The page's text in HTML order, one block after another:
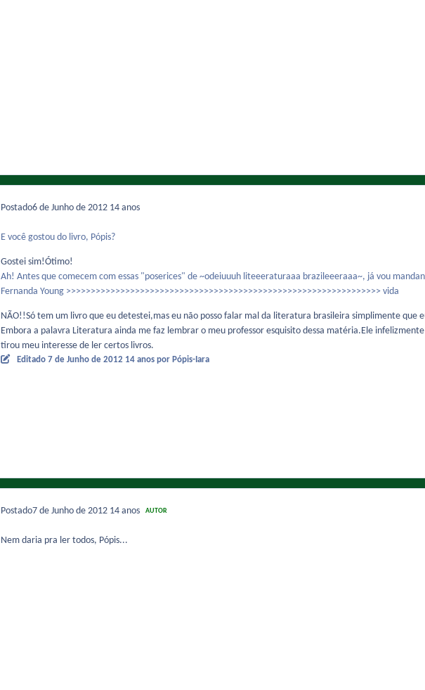
Postado6 de Junho de 2012 14 anos
E você gostou do livro, Pópis?
Gostei sim!Ótimo!
Ah! Antes que comecem com essas "poserices" de ~odeiuuuh liteeeraturaaa brazileeeraaa~, já vou
Fernanda Young >>>>>>>>>>>>>>>>>>>>>>>>>>>>>>>>>>>>>>>>>>>>>>>>>>>>>>>>>>>>>>>> vida
NÃO!!Só tem um livro que eu detestei,mas eu não posso falar mal da literatura brasileira simplimente que
Embora a palavra Literatura ainda me faz lembrar o meu professor esquisito dessa matéria.Ele
tirou meu interesse de ler certos livros.
Editado 7 de Junho de 2012 14 anos por Pópis-Iara
Postado7 de Junho de 2012 14 anos AUTOR
Nem daria pra ler todos, Pópis...